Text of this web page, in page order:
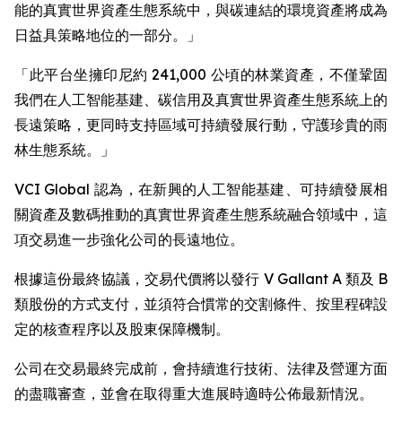
能的真實世界資產生態系統中，與碳連結的環境資產將成為
日益具策略地位的一部分。」
「此平台坐擁印尼約 241,000 公頃的林業資產，不僅鞏固
我們在人工智能基建、碳信用及真實世界資產生態系統上的
長遠策略，更同時支持區域可持續發展行動，守護珍貴的雨
林生態系統。」
VCI Global 認為，在新興的人工智能基建、可持續發展相
關資產及數碼推動的真實世界資產生態系統融合領域中，這
項交易進一步強化公司的長遠地位。
根據這份最終協議，交易代價將以發行 V Gallant A 類及 B
類股份的方式支付，並須符合慣常的交割條件、按里程碑設
定的核查程序以及股東保障機制。
公司在交易最終完成前，會持續進行技術、法律及營運方面
的盡職審查，並會在取得重大進展時適時公佈最新情況。